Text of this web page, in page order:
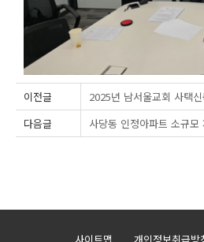
이전글
2025년 남서울교회 사택
다음글
사당동 인정아파트 소규모